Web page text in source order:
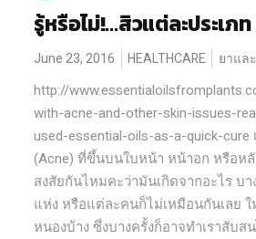
รู้หรือไม่!…สิวแต่ละประเภ
June 23, 2016 HEALTHCARE ยาแล
http://
with-acne-and-other-skin-issues-
used-essential-oils-as-a-quick-cure
(Acne) ที่ขึ้นบนใบหน้า หน้าอก หรือหลั
สงสัยกันไหมคะว่ามันเกิดจากอะไร บ
แห่ง หรือแต่ละคนก็ไม่เหมือนกันเลย
หนองบ้าง ซึ่งบางครั้งก็อาจทำเราสับส